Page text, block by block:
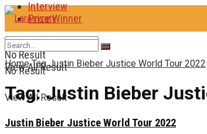
Interview
Prize Winner
No Result
View All Result
No Result
View All Result
Home Tag Justin Bieber Justice World Tour 2022
Tag:Justin Bieber
Justin Bieber Justice World Tour 2022